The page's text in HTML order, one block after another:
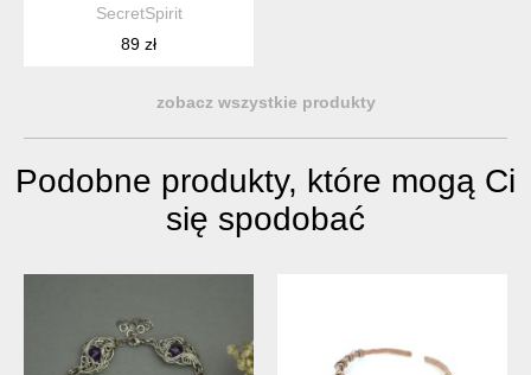
SecretSpirit
89 zł
zobacz wszystkie produkty
Podobne produkty, które mogą Ci
się spodobać